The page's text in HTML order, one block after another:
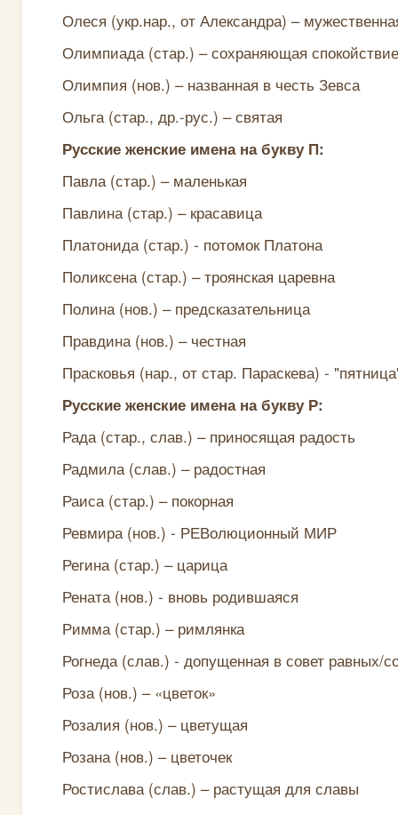
Олеся (укр.нар., от Александра) –
Олимпиада (стар.) – сохраняющая спокойствие
Олимпия (нов.) – названная в честь Зевса
Ольга (стар., др.-рус.) – святая
Русские женские имена на букву П:
Павла (стар.) – маленькая
Павлина (стар.) – красавица
Платонида (стар.) - потомок Платона
Поликсена (стар.) – троянская царевна
Полина (нов.) – предсказательница
Правдина (нов.) – честная
Прасковья (нар., от стар. Параскева) -
Русские женские имена на букву Р:
Рада (стар., слав.) – приносящая радость
Радмила (слав.) – радостная
Раиса (стар.) – покорная
Ревмира (нов.) - РЕВолюционный МИР
Регина (стар.) – царица
Рената (нов.) - вновь родившаяся
Римма (стар.) – римлянка
Рогнеда (слав.) - допущенная в совет равных/
Роза (нов.) – «цветок»
Розалия (нов.) – цветущая
Розана (нов.) – цветочек
Ростислава (слав.) – растущая для славы